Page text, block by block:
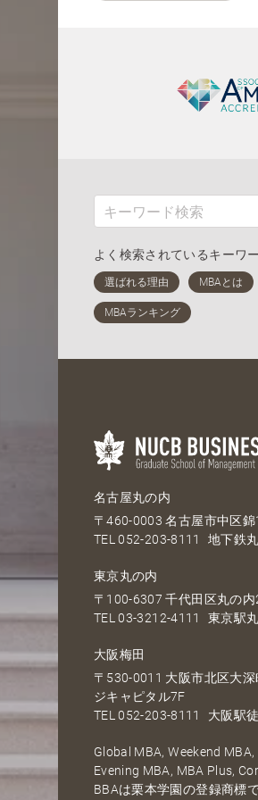
よく検索されているキーワ
名古屋丸の内
〒460-0003 名古屋市中区
TEL052-203-8111 地下鉄
東京丸の内
〒100-6307 千代田区丸の
TEL03-3212-4111 東京駅
大阪梅田
〒530-0011 大阪市北区大
ジキャピタル7F
TEL052-203-8111 大阪駅
Global MBA, Weekend
Evening MBA, MBA Plus,
BBAは栗本学園の登録商標